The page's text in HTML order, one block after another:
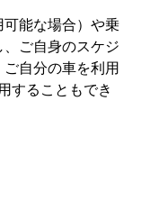
能な場合）や乗
ご自身のスケジ
自分の車を利用
することもでき